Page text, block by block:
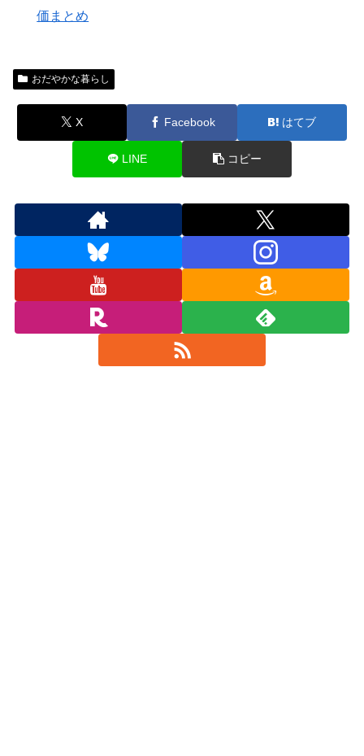
価まとめ
おだやかな暮らし
X Facebook はてブ
LINE コピー